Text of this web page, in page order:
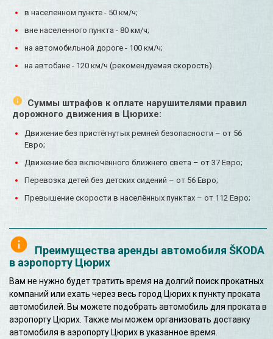
в населенном пункте - 50 км/ч;
вне населенного пункта - 80 км/ч;
на автомобильной дороге - 100 км/ч;
на автобане - 120 км/ч (рекомендуемая скорость).
Суммы штрафов к оплате нарушителями правил
дорожного движения в Цюрихе:
Движение без пристёгнутых ремней безопасности – от 56
Евро;
Движение без включённого ближнего света – от 37 Евро;
Перевозка детей без детских сидений – от 56 Евро;
Превышение скорости в населённых пунктах – от 112 Евро;
Преимущества аренды автомобиля ŠKODA
в аэропорту Цюрих
Вам не нужно будет тратить время на долгий поиск прокатных
компаний или ехать через весь город Цюрих к пункту проката
автомобилей. Вы можете подобрать автомобиль для проката в
аэропорту Цюрих. Также мы можем организовать доставку
автомобиля в аэропорту Цюрих в указанное время.